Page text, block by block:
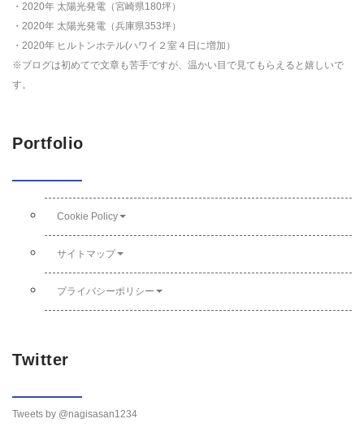
・2020年 太陽光発電（宮崎県180坪）
・2020年 太陽光発電（兵庫県353坪）
・2020年 ヒルトンホテル(ハワイ２室４日に増加）
※ブログは初めてで文章も苦手ですが、温かい目で見てもらえると嬉しいで
す。
Portfolio
Cookie Policy
サイトマップ
プライバシーポリシー
Twitter
Tweets by @nagisasan1234